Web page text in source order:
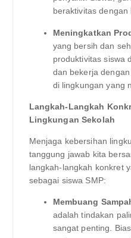
beraktivitas
Meningkatkan
yang bersih dan
produktivitas siswa
dan bekerja
di lingkungan yang
Langkah-Langkah
Lingkungan Sekolah
Menjaga kebersihan
tanggung jawab kita
langkah-langkah konkret
sebagai siswa SMP:
Membuang
adalah tindakan
sangat penting.